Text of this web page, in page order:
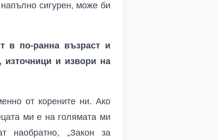
сигурен, може би
в по-ранна възраст и
източници и извори на
от корените ни. Ако
ми е на голямата ми
наобратно, „Закон за